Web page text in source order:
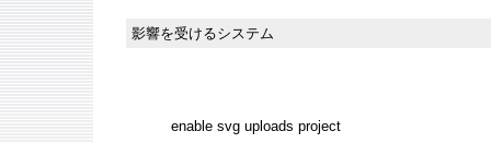
影響を受けるシステム
enable svg uploads project